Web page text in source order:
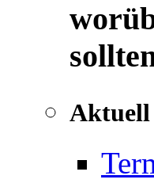
Aktuell